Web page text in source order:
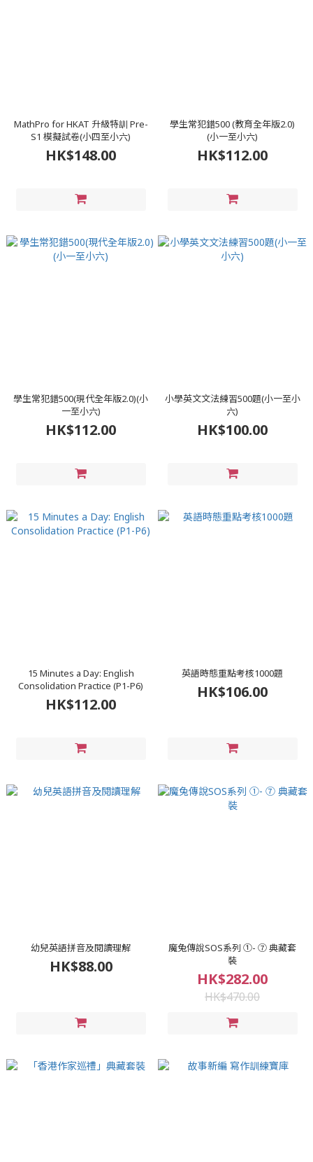
MathPro for HKAT 升級特訓 Pre-
S1 模擬試卷(小四至小六)
HK$148.00
學生常犯錯500 (教育全年版2.0)
(小一至小六)
HK$112.00
學生常犯錯500(現代全年版2.0)(小
一至小六)
HK$112.00
小學英文文法練習500題(小一至小
六)
HK$100.00
15 Minutes a Day: English
Consolidation Practice (P1-P6)
HK$112.00
英語時態重點考核1000題
HK$106.00
幼兒英語拼音及閱讀理解
HK$88.00
魔兔傳說SOS系列 ①- ⑦ 典藏套
裝
HK$282.00
HK$470.00